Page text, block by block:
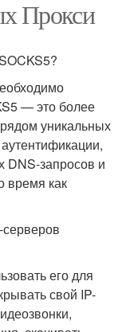
Прокси
— это более
уникальных
DNS-запросов и
время как
его для
свой IP-